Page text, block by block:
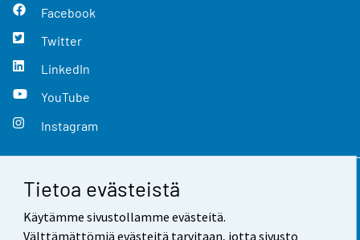
Tietoa evästeistä
Käytämme sivustollamme evästeitä.
Välttämättömiä evästeitä tarvitaan, jotta sivusto
Facebook
Twitter
LinkedIn
YouTube
Instagram
Yhteystiedot
Palaute